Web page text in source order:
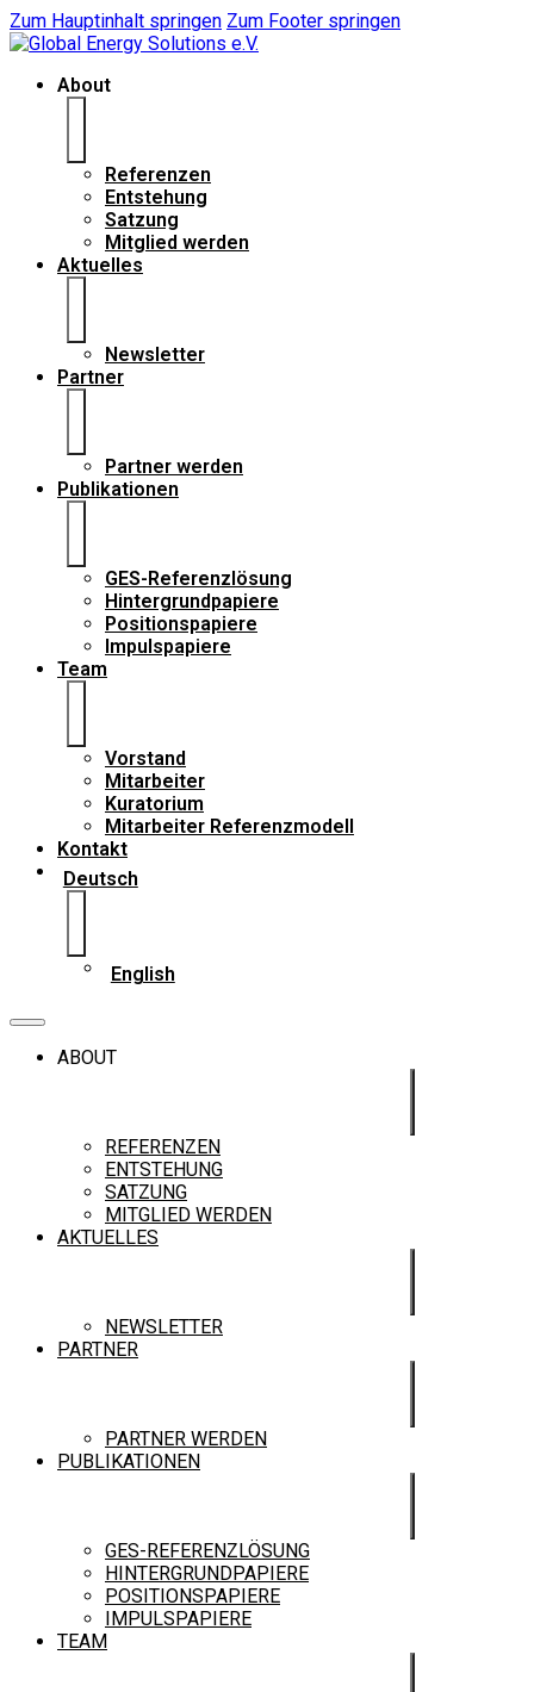
Zum Hauptinhalt springen Zum Footer springen
About
Referenzen
Entstehung
Satzung
Mitglied werden
Aktuelles
Newsletter
Partner
Partner werden
Publikationen
GES-Referenzlösung
Hintergrundpapiere
Positionspapiere
Impulspapiere
Team
Vorstand
Mitarbeiter
Kuratorium
Mitarbeiter Referenzmodell
Kontakt
Deutsch
English
ABOUT
REFERENZEN
ENTSTEHUNG
SATZUNG
MITGLIED WERDEN
AKTUELLES
NEWSLETTER
PARTNER
PARTNER WERDEN
PUBLIKATIONEN
GES-REFERENZLÖSUNG
HINTERGRUNDPAPIERE
POSITIONSPAPIERE
IMPULSPAPIERE
TEAM